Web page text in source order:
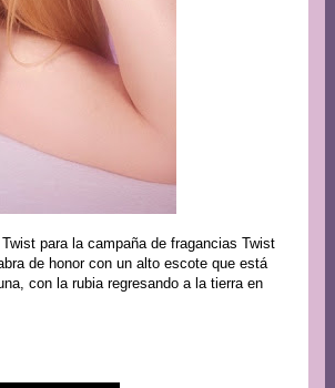
para la campaña de fragancias Twist
de honor con un alto escote que está
con la rubia regresando a la tierra en